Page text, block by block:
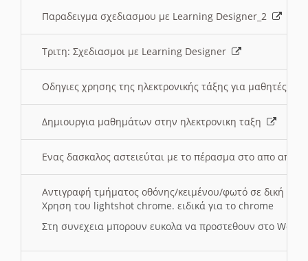
Παραδειγμα σχεδιασμου με Learning Designer_2
Τριτη: Σχεδιασμοι με Learning Designer
Οδηγιες χρησης της ηλεκτρονικής τάξης για μαθητές
Δημιουργια μαθημάτων στην ηλεκτρονικη ταξη
Ενας δασκαλος αστειεύται με το πέρασμα στο απο
Αντιγραφή τμήματος οθόνης/κειμένου/φωτό σε δική
Χρηση του lightshot chrome. ειδικά για το chrome
Στη συνεχεια μπορουν ευκολα να προστεθουν στο Word